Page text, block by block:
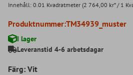
Innehåll: 0.01 Kvadratmeter (2 764,00 kr* / 1
Produktnummer:TM34939_muster
I lager
Leveranstid 4-6 arbetsdagar
Färg: Vit